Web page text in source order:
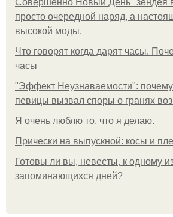
Совершенно Новый День" зендея
просто очередной наряд, а
высокой моды.
Что говорят когда дарят часы.
часы
"Эффект Неузнаваемости":
певицы вызвал споры о гранях
Я очень люблю то, что я делаю.
Прически на выпускной: косы и
Готовы ли вы, невесты, к одному
запоминающихся дней?